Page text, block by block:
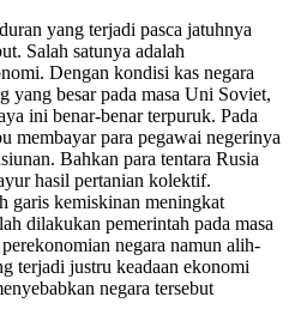
yang terjadi pasca jatuhnya
Salah satunya adalah
Dengan kondisi kas negara
yang besar pada masa Uni Soviet,
ini benar-benar terpuruk. Pada
membayar para pegawai negerinya
Bahkan para tentara Rusia
hasil pertanian kolektif.
garis kemiskinan meningkat
dilakukan pemerintah pada masa
negara namun alih-
terjadi justru keadaan ekonomi
negara tersebut